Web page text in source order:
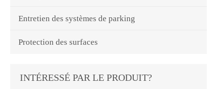
Entretien des systèmes de parking
Protection des surfaces
INTÉRESSÉ PAR LE PRODUIT?